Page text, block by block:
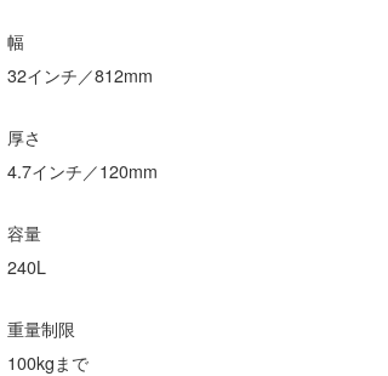
幅
32インチ／812mm
厚さ
4.7インチ／120mm
容量
240L
重量制限
100kgまで